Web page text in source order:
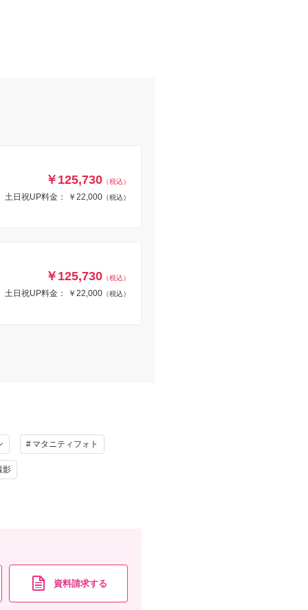
￥125,730 （税込）
土日祝UP料金： ￥22,000 （税込）
￥125,730 （税込）
土日祝UP料金： ￥22,000 （税込）
マタニティフォト
影
資料請求する